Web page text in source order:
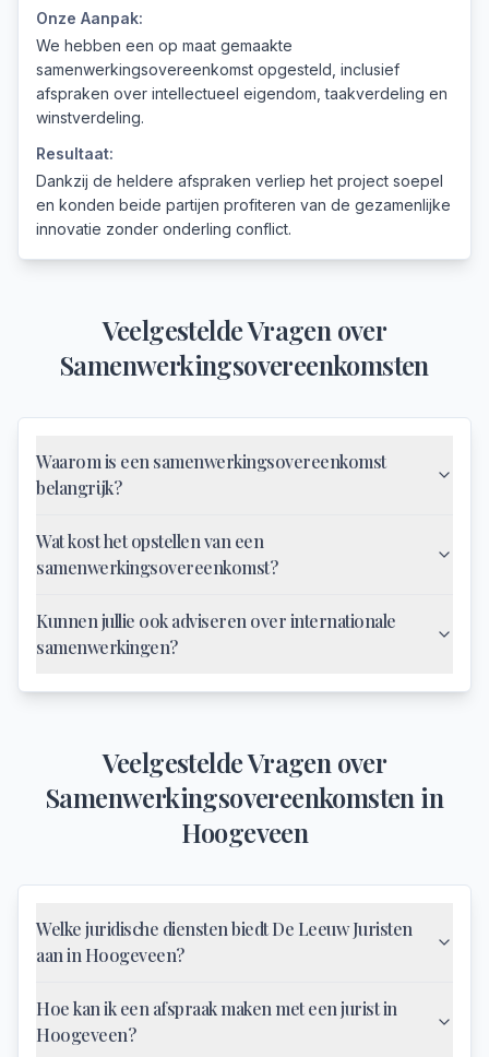
Onze Aanpak:
We hebben een op maat gemaakte
samenwerkingsovereenkomst opgesteld, inclusief
afspraken over intellectueel eigendom, taakverdeling en
winstverdeling.
Resultaat:
Dankzij de heldere afspraken verliep het project soepel
en konden beide partijen profiteren van de gezamenlijke
innovatie zonder onderling conflict.
Veelgestelde Vragen over
Samenwerkingsovereenkomsten
Waarom is een samenwerkingsovereenkomst
belangrijk?
Wat kost het opstellen van een
samenwerkingsovereenkomst?
Kunnen jullie ook adviseren over internationale
samenwerkingen?
Veelgestelde Vragen over
Samenwerkingsovereenkomsten in
Hoogeveen
Welke juridische diensten biedt De Leeuw Juristen
aan in Hoogeveen?
Hoe kan ik een afspraak maken met een jurist in
Hoogeveen?